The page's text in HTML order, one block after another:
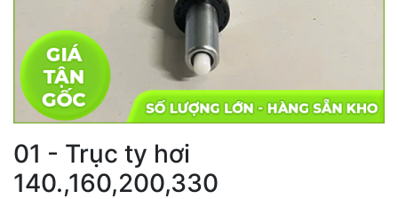
01 - Trục ty hơi
140.,160,200,330